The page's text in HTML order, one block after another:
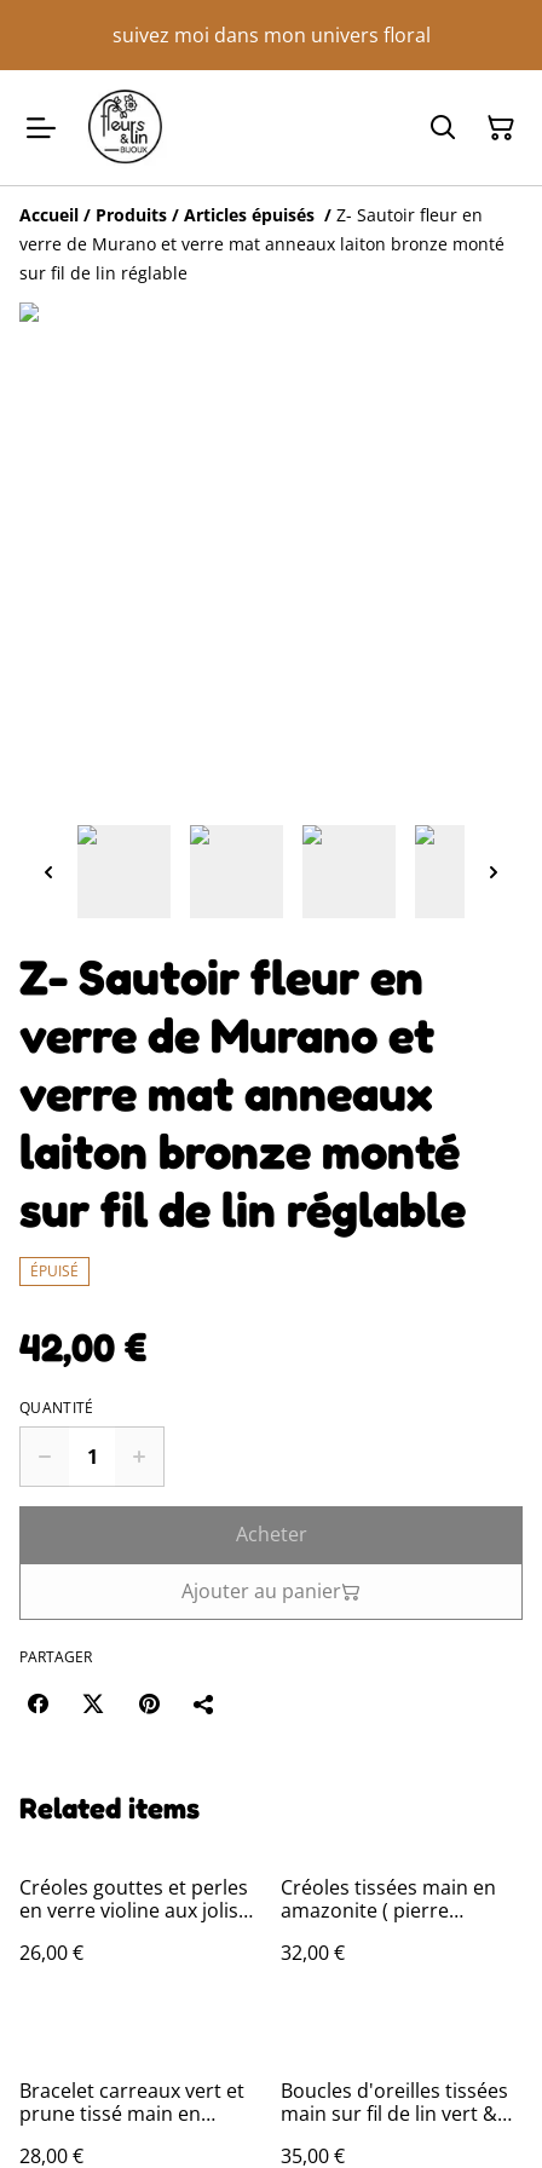
suivez moi dans mon univers floral
Accueil / Produits / Articles épuisés / Z- Sautoir fleur en
verre de Murano et verre mat anneaux laiton bronze monté
sur fil de lin réglable
Z- Sautoir fleur en
verre de Murano et
verre mat anneaux
laiton bronze monté
sur fil de lin réglable
ÉPUISÉ
42,00 €
QUANTITÉ
Acheter
Ajouter au panier
PARTAGER
Related items
Créoles gouttes et perles
en verre violine aux jolis
doré,pièce unique - sans
26,00 €
Créoles tissées main en
amazonite ( pierre
verre miyuki, pièce unique
32,00 €
Bracelet carreaux vert et
prune tissé main en
réglable et résistant, pièce
28,00 €
Boucles d'oreilles tissées
main sur fil de lin vert &or,
inoxydable doré ainsi que
35,00 €